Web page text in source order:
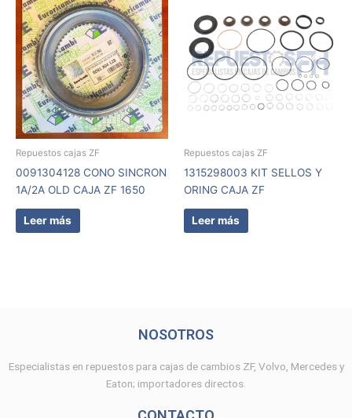
Repuestos cajas ZF
0091304128 CONO SINCRON
1A/2A OLD CAJA ZF 1650
Leer más
Repuestos cajas ZF
1315298003 KIT SELLOS Y
ORING CAJA ZF
Leer más
NOSOTROS
Especialistas en repuestos para cajas de cambios ZF, Volvo, Mercedes y
Eaton; importadores directos.